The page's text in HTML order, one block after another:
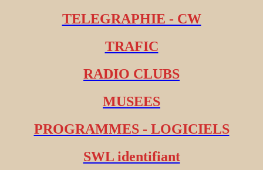
TELEGRAPHIE - CW
TRAFIC
RADIO CLUBS
MUSEES
PROGRAMMES - LOGICIELS
SWL identifiant